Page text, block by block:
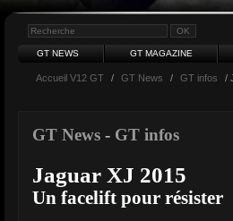
GT NEWS GT MAGAZINE
Accueil V12 GT / GT News / GT infos /
GT News - GT infos
Jaguar XJ 2015
Un facelift pour résister